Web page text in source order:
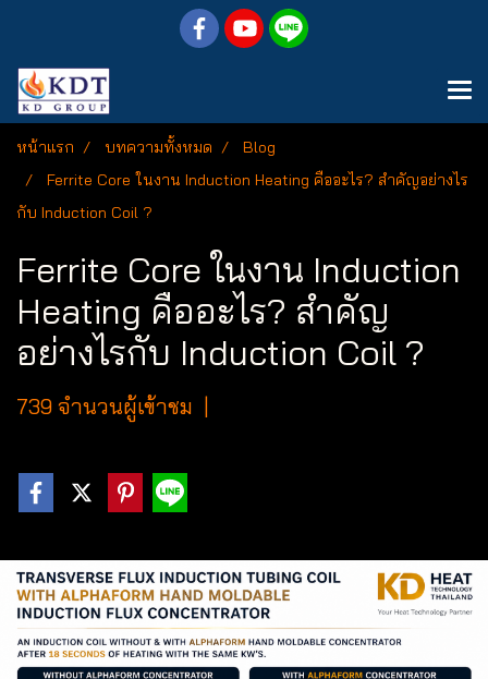
หน้าแรก บทความทั้งหมด
Blog
Ferrite Core ในงาน Induction Heating คืออะไร? สำคัญอย่างไร
กับ Induction Coil ?
Ferrite Core ในงาน Induction
Heating คืออะไร? สำคัญ
อย่างไรกับ Induction Coil ?
739 จำนวนผู้เข้าชม |